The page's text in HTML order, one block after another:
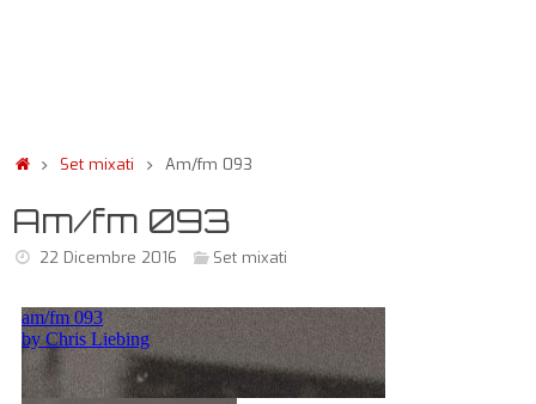
Set mixati Am/fm 093
Am/fm 093
22 Dicembre 2016 Set mixati